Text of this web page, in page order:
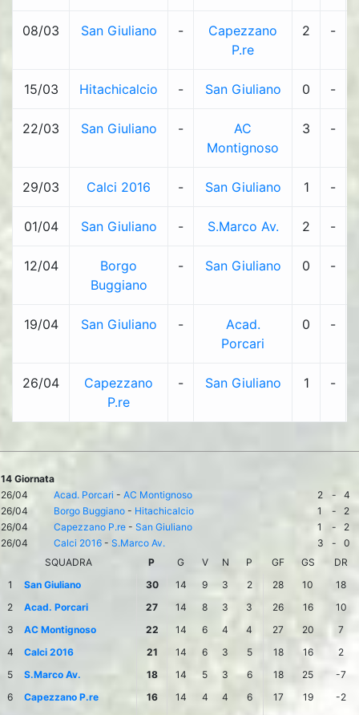
08/03 San Giuliano -
Capezzano
P.re
2 -
15/03 Hitachicalcio - San Giuliano 0 -
22/03 San Giuliano -
AC
Montignoso
3 -
29/03 Calci 2016 - San Giuliano 1 -
01/04 San Giuliano - S.Marco Av. 2 -
12/04
Borgo
Buggiano
- San Giuliano 0 -
19/04 San Giuliano -
Acad.
Porcari
0 -
26/04
Capezzano
P.re
- San Giuliano 1 -
14 Giornata
26/04
Acad. Porcari - AC Montignoso 2 -
4
26/04
Borgo Buggiano - Hitachicalcio 1 -
2
26/04
Capezzano P.re - San Giuliano 1 -
2
26/04
Calci 2016 - S.Marco Av. 3 -
0
SQUADRA
P G V N P GF GS
DR
1
San Giuliano 30 14 9 3 2 28 10
18
2
Acad. Porcari 27 14 8 3 3 26 16
10
3
AC Montignoso 22 14 6 4 4 27 20
7
4
Calci 2016 21 14 6 3 5 18 16
2
5
S.Marco Av. 18 14 5 3 6 18 25
-7
6
Capezzano P.re 16 14 4 4 6 17 19
-2